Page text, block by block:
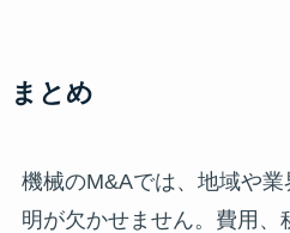
まとめ
機械のM&Aでは、地域や
明が欠かせません。費用、